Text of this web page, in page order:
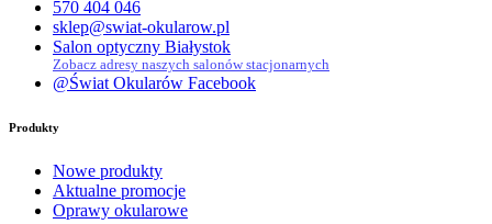
570 404 046
sklep@swiat-okularow.pl
Salon optyczny Białystok
Zobacz adresy naszych salonów stacjonarnych
@Świat Okularów Facebook
Produkty
Nowe produkty
Aktualne promocje
Oprawy okularowe